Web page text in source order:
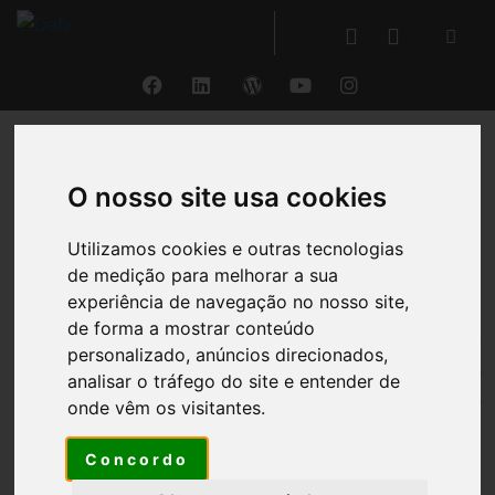
O nosso site usa cookies
Utilizamos cookies e outras tecnologias
de medição para melhorar a sua
experiência de navegação no nosso site,
de forma a mostrar conteúdo
personalizado, anúncios direcionados,
analisar o tráfego do site e entender de
onde vêm os visitantes.
Concordo
DEFIR® Educação
O DEFIR®.EdU édisponibilizado gratuitamente
instituições de ensino e escolas profissionais,
podendo ser umapoio na aproximação do ensino à
realidade das atividades desenvolvidas em
ambiente empresarial.
Com o DEFIR®é possível apresentar e explicar todos